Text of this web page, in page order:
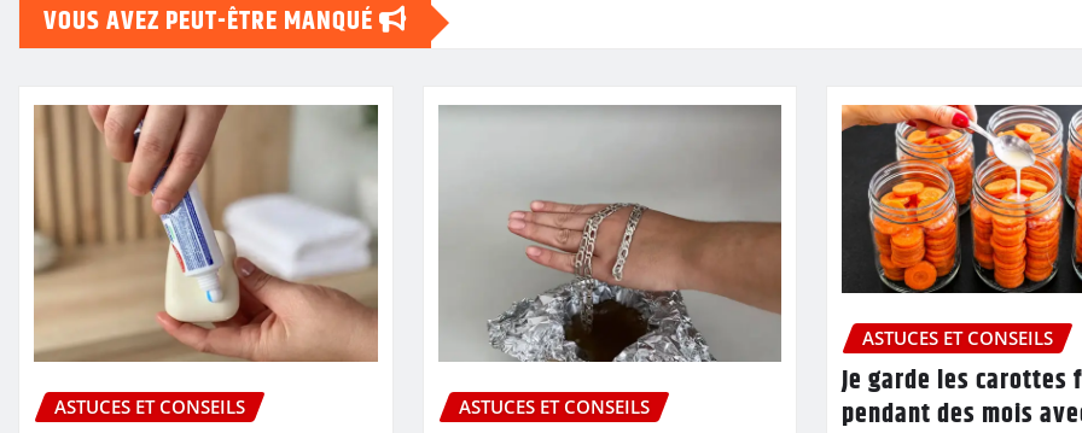
VOUS AVEZ PEUT-ÊTRE MANQUÉ
ASTUCES ET CONSEILS ASTUCES ET CONSEILS
ASTUCES ET CONSEILS
Je garde les carottes
pendant des mois